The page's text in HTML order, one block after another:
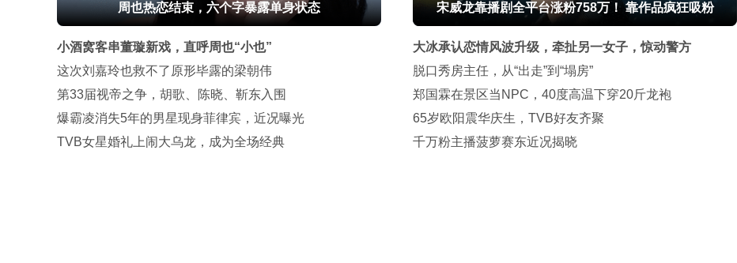
周也热恋结束，六个字暴露单身状态
小酒窝客串董璇新戏，直呼周也“小也”
这次刘嘉玲也救不了原形毕露的梁朝伟
第33届视帝之争，胡歌、陈晓、靳东入围
爆霸凌消失5年的男星现身菲律宾，近况曝光
TVB女星婚礼上闹大乌龙，成为全场经典
宋威龙靠播剧全平台涨粉758万！ 靠作品疯狂吸粉
大冰承认恋情风波升级，牵扯另一女子，惊动警方
脱口秀房主任，从“出走”到“塌房”
郑国霖在景区当NPC，40度高温下穿20斤龙袍
65岁欧阳震华庆生，TVB好友齐聚
千万粉主播菠萝赛东近况揭晓